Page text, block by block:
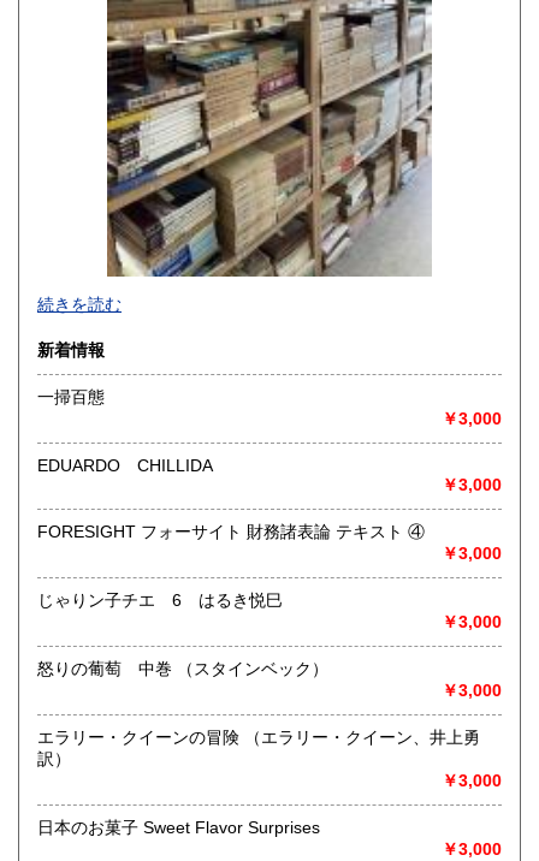
1,500円
-
沿線名：-
最寄駅：-
営業時間：-
定休日：-
書籍の買取について
取り扱い分野
語国文、外国文学、古典籍、近代文献、趣味、外国書、サブ
カルチャー、古書一般（その他）
続きを読む
新着情報
一掃百態
￥3,000
EDUARDO CHILLIDA
￥3,000
FORESIGHT フォーサイト 財務諸表論 テキスト ④
￥3,000
じゃりン子チエ 6 はるき悦巳
￥3,000
怒りの葡萄 中巻 （スタインベック）
￥3,000
エラリー・クイーンの冒険 （エラリー・クイーン、井上勇
訳）
￥3,000
日本のお菓子 Sweet Flavor Surprises
￥3,000